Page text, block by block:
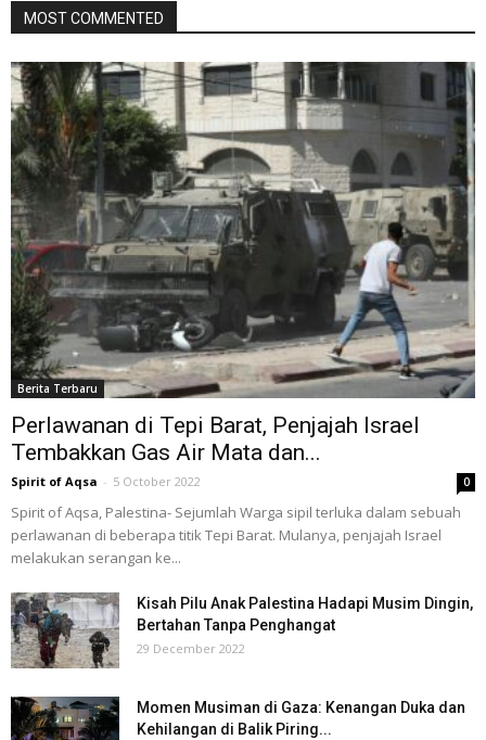
MOST COMMENTED
Berita Terbaru
Perlawanan di Tepi Barat, Penjajah Israel
Tembakkan Gas Air Mata dan...
Spirit of Aqsa - 5 October 2022 0
Spirit of Aqsa, Palestina- Sejumlah Warga sipil terluka dalam sebuah
perlawanan di beberapa titik Tepi Barat. Mulanya, penjajah Israel
melakukan serangan ke...
Kisah Pilu Anak Palestina Hadapi Musim Dingin,
Bertahan Tanpa Penghangat
29 December 2022
Momen Musiman di Gaza: Kenangan Duka dan
Kehilangan di Balik Piring...